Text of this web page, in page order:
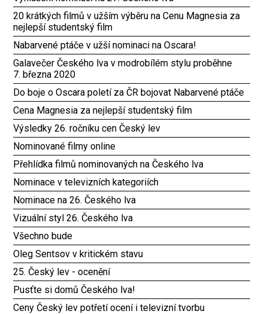
20 krátkých filmů v užším výběru na Cenu Magnesia za
nejlepší studentský film
Nabarvené ptáče v užší nominaci na Oscara!
Galavečer Českého lva v modrobílém stylu proběhne
7. března 2020
Do boje o Oscara poletí za ČR bojovat Nabarvené ptáče
Cena Magnesia za nejlepší studentský film
Výsledky 26. ročníku cen Český lev
Nominované filmy online
Přehlídka filmů nominovaných na Českého lva
Nominace v televizních kategoriích
Nominace na 26. Českého lva
Vizuální styl 26. Českého lva
Všechno bude
Oleg Sentsov v kritickém stavu
25. Český lev - ocenění
Pusťte si domů Českého lva!
Ceny Český lev potřetí ocení i televizní tvorbu